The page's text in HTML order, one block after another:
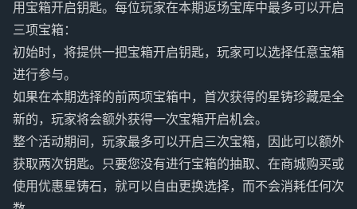
用宝箱开启钥匙。每位玩家在本期返场宝库中最多可以开启
三项宝箱：
初始时，将提供一把宝箱开启钥匙，玩家可以选择任意宝箱
进行参与。
如果在本期选择的前两项宝箱中，首次获得的星铸珍藏是全
新的，玩家将会额外获得一次宝箱开启机会。
整个活动期间，玩家最多可以开启三次宝箱，因此可以额外
获取两次钥匙。只要您没有进行宝箱的抽取、在商城购买或
使用优惠星铸石，就可以自由更换选择，而不会消耗任何次